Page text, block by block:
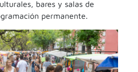
bares y salas de
permanente.